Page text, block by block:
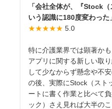
「会社全体が、『Stock
いう認識に180度変わった
★★★★★ 5.0
特に介護業界では顕著か
アプリに関する新しい取
して少なからず懸念や不
の後、実際にStock（スト
ートに書く作業と比べて
ック）さえ見れば大半の